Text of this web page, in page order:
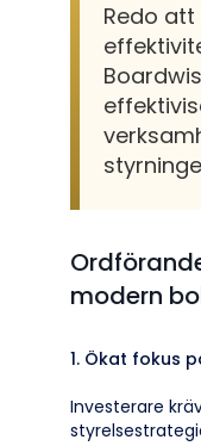
Redo
modern
1. Ökat fokus
Investerare